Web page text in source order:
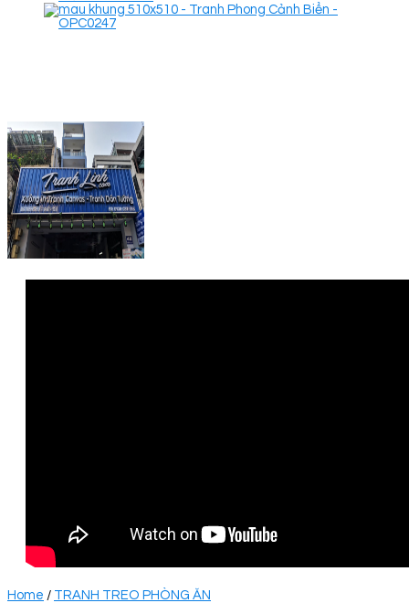
Home / TRANH TREO PHÒNG ĂN